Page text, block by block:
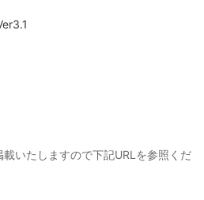
いたしますので下記URLを参照くだ